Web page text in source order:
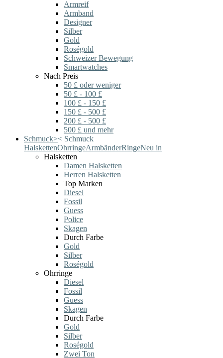
Armreif
Armband
Designer
Silber
Gold
Roségold
Schweizer Bewegung
Smartwatches
Nach Preis
50 £ oder weniger
50 £ - 100 £
100 £ - 150 £
150 £ - 500 £
200 £ - 500 £
500 £ und mehr
Schmuck>< Schmuck
HalskettenOhrringeArmbänderRingeNeu in
Halsketten
Damen Halsketten
Herren Halsketten
Top Marken
Diesel
Fossil
Guess
Police
Skagen
Durch Farbe
Gold
Silber
Roségold
Ohrringe
Diesel
Fossil
Guess
Skagen
Durch Farbe
Gold
Silber
Roségold
Zwei Ton